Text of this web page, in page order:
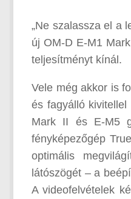
„Ne szalassza el a
új OM-D E-M1
teljesítményt kínál.
Vele még akkor is
és fagyálló
Mark II és E-M5
fényképezőgép
optimális
látószögét – a
A videofelvételek